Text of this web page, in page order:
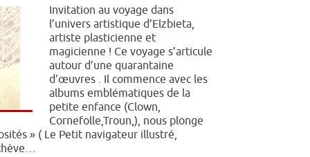
Invitation au voyage dans
l’univers artistique d’Elzbieta,
artiste plasticienne et
magicienne ! Ce voyage s’articule
autour d’une quarantaine
d’œuvres . Il commence avec les
albums emblématiques de la
petite enfance (Clown,
Cornefolle,Troun,), nous plonge
» ( Le Petit navigateur illustré,